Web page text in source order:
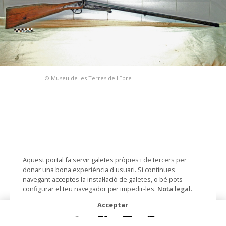
© Museu de les Terres de l'Ebre
escopeta de caça sistema Lefaucheux
escopeta de caça, de pistó
Aquest portal fa servir galetes pròpies i de tercers per
donar una bona experiència d'usuari. Si continues
navegant acceptes la instal·lació de galetes, o bé pots
configurar el teu navegador per impedir-les. Nota legal.
Acceptar